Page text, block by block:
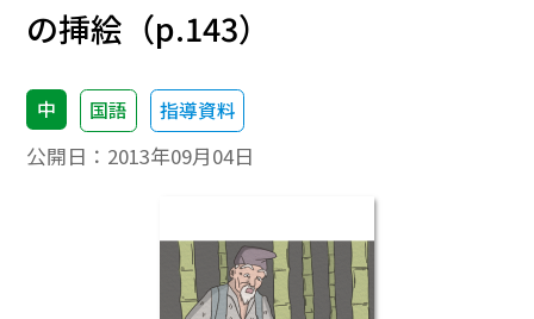
の挿絵（p.143）
中 国語 指導資料
公開日： 2013年09月04日